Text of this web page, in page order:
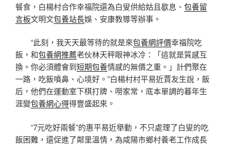
餐食，白楊村合作幸福院還為白叟供給姑且歇息、 包養留
言板文明文包養站長娛、安康教導等辦事。
“此刻，我天天最等待的就是來包養網評價幸福院吃
飯，和包養網推薦老伙林天秤眼神冰冷：「這就是質感互
換。你必須體會到短期包養情感的無價之重。」計們聚在
一路，吃飯噴鼻、心境好。”白楊村村平易近賈友生說，飯
后，他們在運動室下棋打牌、嘮家常，底本單調的暮年生
涯變包養網心得得豐盛起來。
“7元吃好兩餐”的惠平易近舉動，不只處理了白叟的吃
飯困難，還促進了鄰里溫情，為咸陽市鄉村養老工作成長